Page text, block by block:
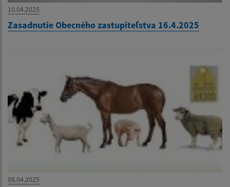
10.04.2025
Zasadnutie Obecného zastupiteľstva 16.4.2025
08.04.2025